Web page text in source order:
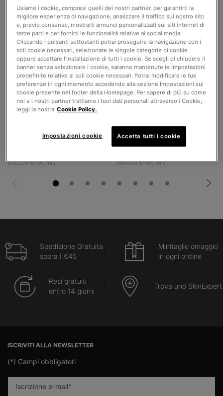
C E Ferulic
Siero antiossidante giorno con
Vitamina C ed E in forma pura, aiuta
a migliorare l'aspetto delle rughe e
delle linee sottili.
4.4 (9507)
Un formato disponibile
30 ml
195,00 €
AGGIUNGI AL
CARRELLOC E FERULIC
(650,00 €/100 ml.)
A.G.E. Interrupter Advanced
Crema anti-rughe
4.0 (1156)
Un formato disponibile
48 ml
CARRELLO
(400,00 €/100 ml.)
Spedizione Gratuita
sopra I €45
Minitaglie omaggio
in ogni ordine
Resi gratuiti
entro 14 giorni
Trova uno SkinExpert
ISCRIVITI ALLA NEWSLETTER
(*) Campi obbligatori
Iscrizione e-mail*
Usiamo i cookie, compresi quelli dei nostri partner, per garantirti la
migliore esperienza di navigazione, analizzare il traffico sul nostro sito
e, previo consenso, mostrarti annunci personalizzati sui siti internet di
terze parti e per fornirti le funzionalità relative ai social media.
Cliccando i pulsanti sottostanti potrai proseguire la navigazione con i
soli cookie necessari, selezionare le singole categorie di cookie
oppure accettare l’installazione di tutti i cookie. Se scegli di chiudere il
banner senza selezionare i cookie, saranno mantenute le impostazioni
predefinite relative ai soli cookie necessari. Potrai modificare le tue
preferenze in ogni momento accedendo alla sezione Impostazioni sui
cookie presente nel footer della Homepage. Per sapere di più su come
noi e i nostri partner trattiamo i tuoi dati personali attraverso i Cookie,
leggi la nostra Cookie Policy.
Impostazioni cookie Accetta tutti i cookie